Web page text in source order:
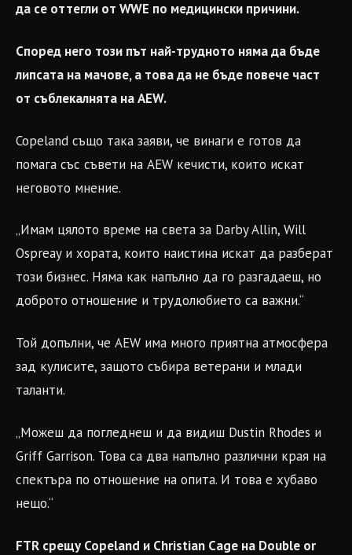
да се оттегли от WWE по медицински причини.
Според него този път най-трудното няма да бъде
липсата на мачове, а това да не бъде повече част
от съблекалнята на AEW.
Copeland също така заяви, че винаги е готов да
помага със съвети на AEW кечисти, които искат
неговото мнение.
„Имам цялото време на света за Darby Allin, Will
Ospreay и хората, които наистина искат да разберат
този бизнес. Няма как напълно да го разгадаеш, но
доброто отношение и трудолюбието са важни.“
Той допълни, че AEW има много приятна атмосфера
зад кулисите, защото събира ветерани и млади
таланти.
„Можеш да погледнеш и да видиш Dustin Rhodes и
Griff Garrison. Това са два напълно различни края на
спектъра по отношение на опита. И това е хубаво
нещо.“
FTR срещу Copeland и Christian Cage на Double or